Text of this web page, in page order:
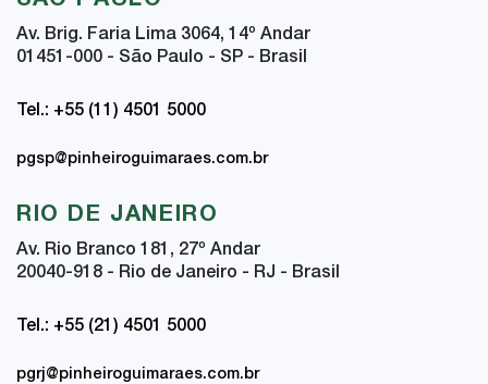
Av. Brig. Faria Lima 3064, 14º Andar
01451-000 - São Paulo - SP - Brasil
Tel.: +55 (11) 4501 5000
pgsp@pinheiroguimaraes.com.br
RIO DE JANEIRO
Av. Rio Branco 181, 27º Andar
20040-918 - Rio de Janeiro - RJ - Brasil
Tel.: +55 (21) 4501 5000
pgrj@pinheiroguimaraes.com.br